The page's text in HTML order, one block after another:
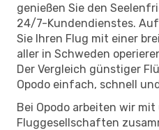
genießen Sie den
24/7-Kundendienstes.
Sie Ihren Flug mit einer
aller in Schweden
Der Vergleich günstiger
Opodo einfach, schnell
Bei Opodo arbeiten wir mit
Fluggesellschaften